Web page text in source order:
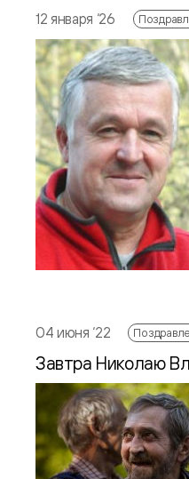
12 января ‘26
04 июня ‘22
Завтра Николаю